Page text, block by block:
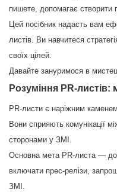
пишете, допомагає створити
Цей посібник надасть вам
листів. Ви навчитеся
своїх цілей.
Давайте зануримося в
Розуміння PR-листів:
PR-листи є наріжним каменем
Вони сприяють комунікації
сторонами у ЗМІ.
Основна мета PR-листа —
включати прес-релізи,
ЗМІ.